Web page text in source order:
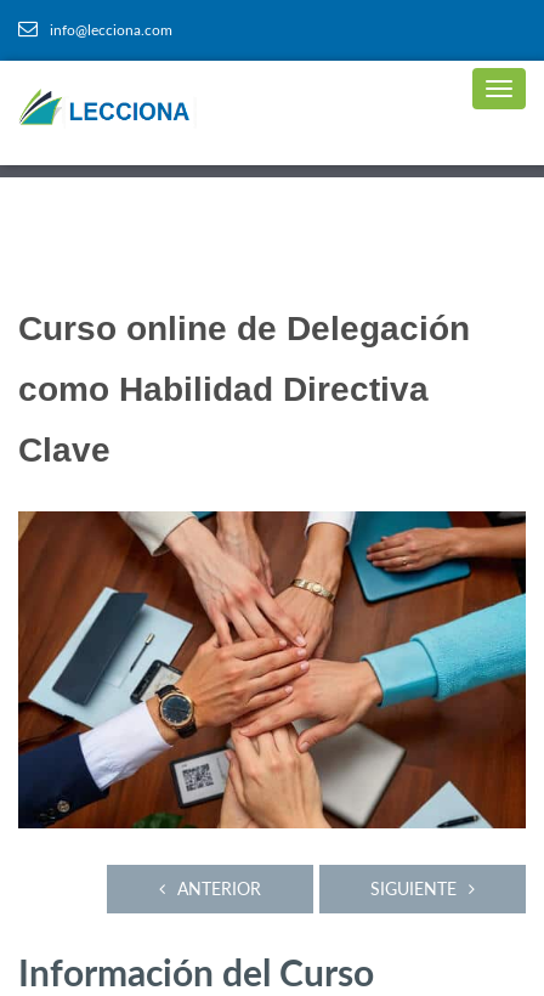
info@lecciona.com
Curso online de Delegación
como Habilidad Directiva
Clave
SIGUIENTE
ANTERIOR
Información del Curso